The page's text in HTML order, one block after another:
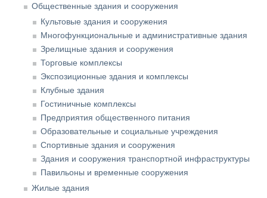
Общественные здания и сооружения
Культовые здания и сооружения
Многофункциональные и административные здания
Зрелищные здания и сооружения
Торговые комплексы
Экспозиционные здания и комплексы
Клубные здания
Гостиничные комплексы
Предприятия общественного питания
Образовательные и социальные учреждения
Спортивные здания и сооружения
Здания и сооружения транспортной инфраструктуры
Павильоны и временные сооружения
Жилые здания